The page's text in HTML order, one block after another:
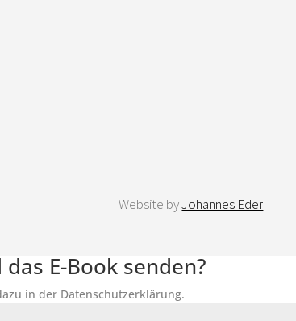
Website byJohannes Eder
E-Book senden?
in der Datenschutzerklärung.